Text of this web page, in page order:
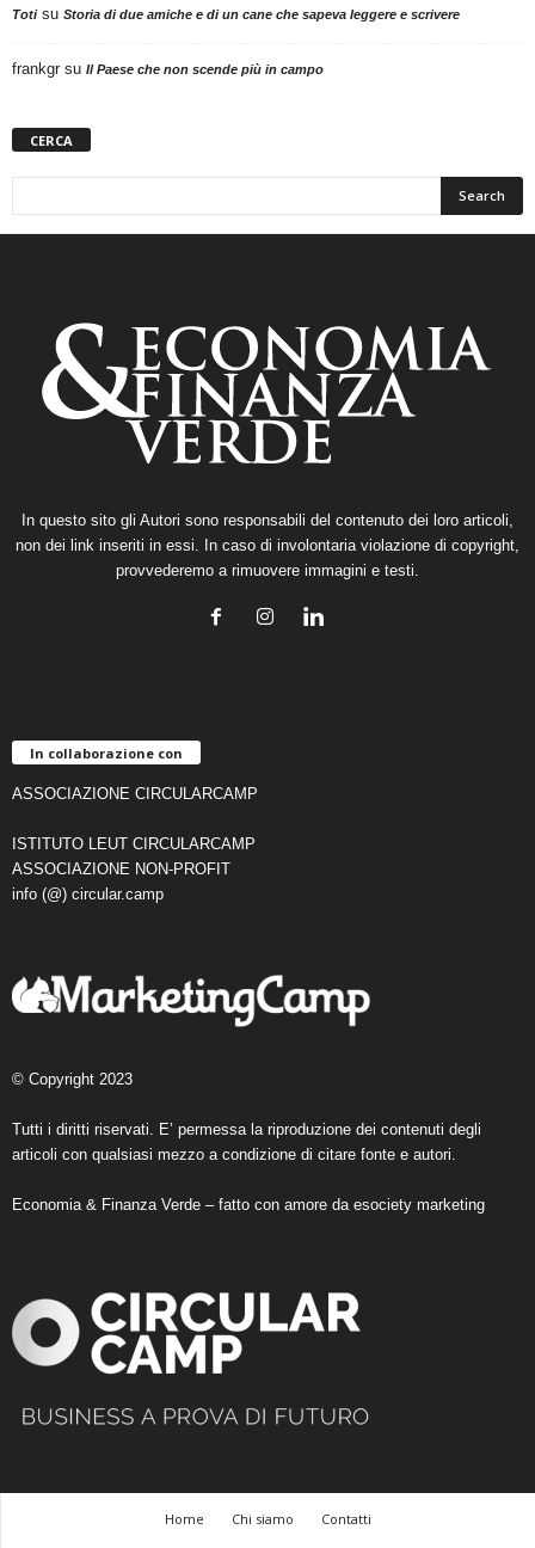
Totisu Storia di due amiche e di un cane che sapeva leggere e scrivere
frankgr su Il Paese che non scende più in campo
CERCA
In questo sito gli Autori sono responsabili del contenuto dei loro articoli,
non dei link inseriti in essi. In caso di involontaria violazione di copyright,
provvederemo a rimuovere immagini e testi.
In collaborazione con
ASSOCIAZIONE CIRCULARCAMP
ISTITUTO LEUT CIRCULARCAMP
ASSOCIAZIONE NON-PROFIT
info (@) circular.camp
© Copyright 2023
Tutti i diritti riservati. E’ permessa la riproduzione dei contenuti degli
articoli con qualsiasi mezzo a condizione di citare fonte e autori.
Economia & Finanza Verde – fatto con amore da esociety marketing
Home Chi siamo
Contatti